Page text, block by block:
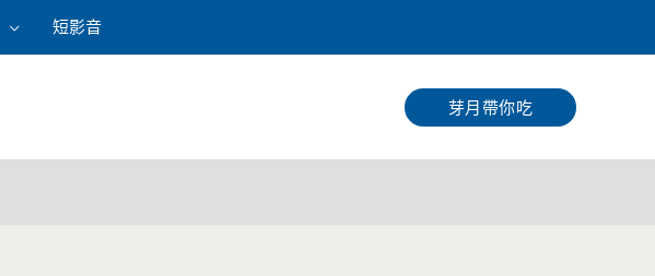
短影音
尋
芽月帶你吃